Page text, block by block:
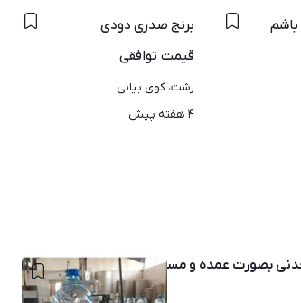
باشم
برنج صدری دودی
قیمت توافقی
رشت، کوی بیانی
۴ هفته پیش
بصورت عمده و مستقیم از کارخانه و بدون